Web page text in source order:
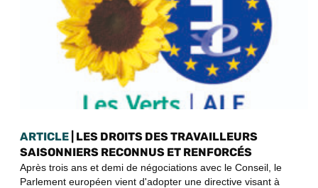
ARTICLE | LES DROITS DES TRAVAILLEURS
SAISONNIERS RECONNUS ET RENFORCÉS
Après trois ans et demi de négociations avec le Conseil, le
Parlement européen vient d'adopter une directive visant à